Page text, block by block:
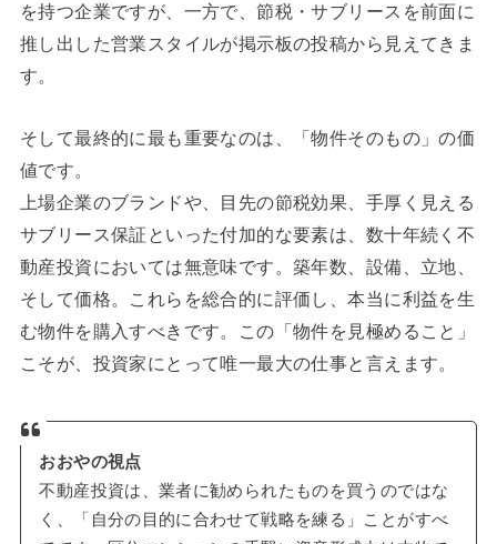
を持つ企業ですが、一方で、節税・サブリースを前面に
推し出した営業スタイルが掲示板の投稿から見えてきま
す。
そして最終的に最も重要なのは、「物件そのもの」の価
値です。
上場企業のブランドや、目先の節税効果、手厚く見える
サブリース保証といった付加的な要素は、数十年続く不
動産投資においては無意味です。築年数、設備、立地、
そして価格。これらを総合的に評価し、本当に利益を生
む物件を購入すべきです。この「物件を見極めること」
こそが、投資家にとって唯一最大の仕事と言えます。
おおやの視点
不動産投資は、業者に勧められたものを買うのではな
く、「自分の目的に合わせて戦略を練る」ことがすべ